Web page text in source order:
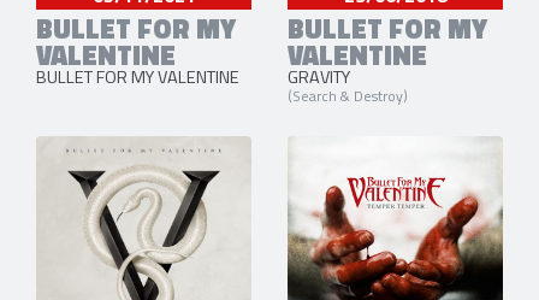
BULLET FOR MY
VALENTINE
BULLET FOR MY VALENTINE
BULLET FOR MY
VALENTINE
GRAVITY
(Search & Destroy)